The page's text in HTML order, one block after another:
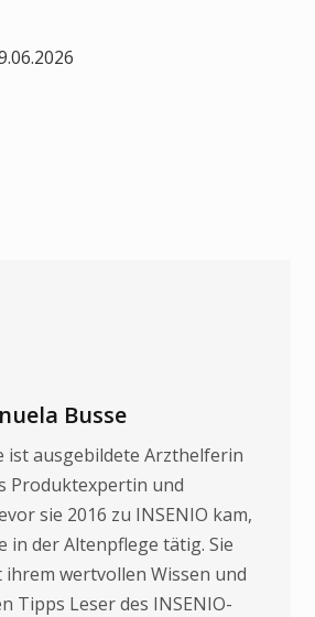
Busse
ist ausgebildete Arzthelferin
Produktexpertin und
sie 2016 zu INSENIO kam,
in der Altenpflege tätig. Sie
wertvollen Wissen und
Tipps Leser des INSENIO-